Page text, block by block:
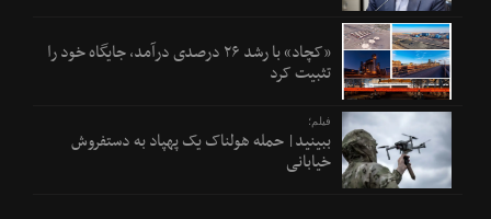
«کچاد» با رشد ۲۶ درصدی درآمد، جایگاه خود را
تثبیت کرد
فیلم؛
ببینید| حمله هولناک یک پهپاد به دستفروش
خیابانی